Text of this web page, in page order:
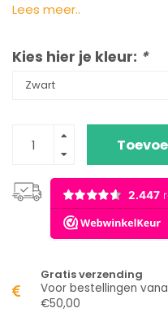
Lees meer..
Kies hier je kleur: *
Gratis verzending
Voor bestellingen
€50,00